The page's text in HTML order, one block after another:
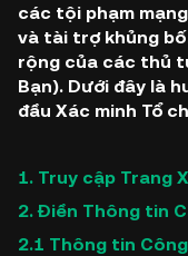
các tội phạm
và tài trợ khủng
rộng của các thủ
Bạn). Dưới đây là
đầu Xác minh Tổ
1. Truy cập Trang
2. Điền Thông tin
2.1 Thông tin